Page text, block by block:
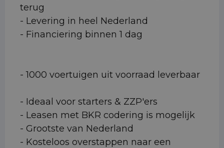
terug
- Levering in heel Nederland
- Financiering binnen 1 dag
- 1000 voertuigen uit voorraad leverbaar
- Ideaal voor starters & ZZP'ers
- Leasen met BKR codering is mogelijk
- Grootste van Nederland
- Kosteloos overstappen naar een